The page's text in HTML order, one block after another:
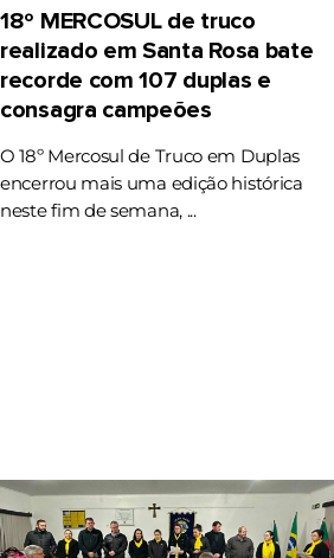
18º MERCOSUL de truco
realizado em Santa Rosa bate
recorde com 107 duplas e
consagra campeões
O 18º Mercosul de Truco em Duplas
encerrou mais uma edição histórica
neste fim de semana, ...